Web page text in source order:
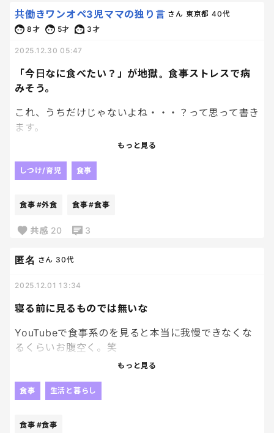
美味しくて美味しくて幸せな食事だった〜
焼肉で好きなのは、たん塩。
カルビ1枚食べたら、もう満足してしまうから注意。
笑
食べ盛りの長男は、大盛りご飯を3杯に、カルビを永
遠に食べていました。
若いってすげぇ。
「今日なに食べたい？」が地獄。食事ストレスで病
みそう。
共働きワンオペ3児ママの独り言 さん 東京都 40代
8才
5才 3才
2025.12.30 05:47
これ、うちだけじゃないよね・・・？って思って書き
ます。
7才「カレー以外」
3才「メン！！！」
・・・何これ？会議か何か？しかも全会一致ゼロ
旦那は一旦放置するとして、
るだけで脳内フル稼働してしまってるんだけど。
全員の希望を叶えようとすると、結果、作る人がた
もっと見る
しつけ/育児 食事
食事 #外食 食事#食事
共感 20 3
寝る前に見るものでは無いな
匿名 さん 30代
2025.12.01 13:34
YouTubeで食事系のを見ると本当に我慢できなくな
るくらいお腹空く。笑
好きだから見てしまうんだよ〜
そんな今日もこれから夜食です。笑
もっと見る
食事 生活と暮らし
食事 #食事